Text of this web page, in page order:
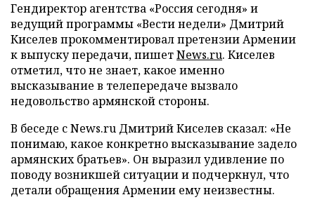
Гендиректор агентства «Россия сегодня» и
ведущий программы «Вести недели» Дмитрий
Киселев прокомментировал претензии Армении
к выпуску передачи, пишетNews.ru. Киселев
отметил, что не знает, какое именно
высказывание в телепередаче вызвало
недовольство армянской стороны.
В беседе с News.ru Дмитрий Киселев сказал: «Не
понимаю, какое конкретно высказывание задело
армянских братьев». Он выразил удивление по
поводу возникшей ситуации и подчеркнул, что
детали обращения Армении ему неизвестны.